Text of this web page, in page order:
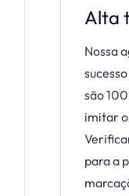
Alta
Nossa
são
imitar
para a